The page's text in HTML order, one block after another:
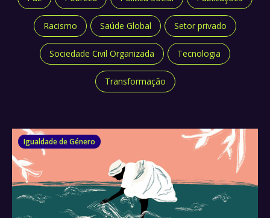
Racismo Saúde Global Setor privado
Sociedade Civil Organizada Tecnologia
Transformação
Igualdade de Género